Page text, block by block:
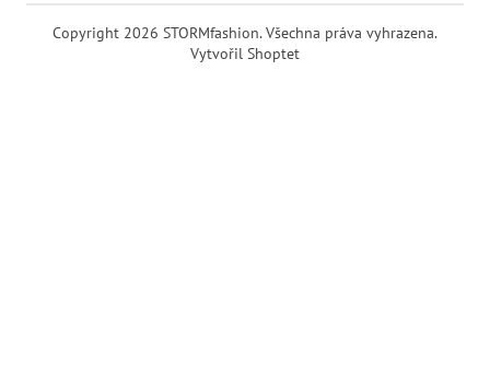
Vytvořil Shoptet
Copyright 2026 STORMfashion. Všechna práva vyhrazena.